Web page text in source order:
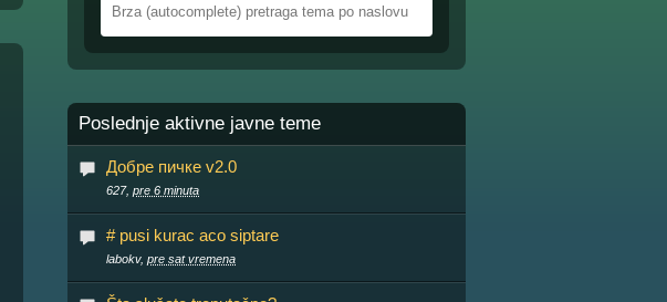
Poslednje aktivne javne teme
Добре пичке v2.0
627, pre 6 minuta
# pusi kurac aco siptare
labokv, pre sat vremena